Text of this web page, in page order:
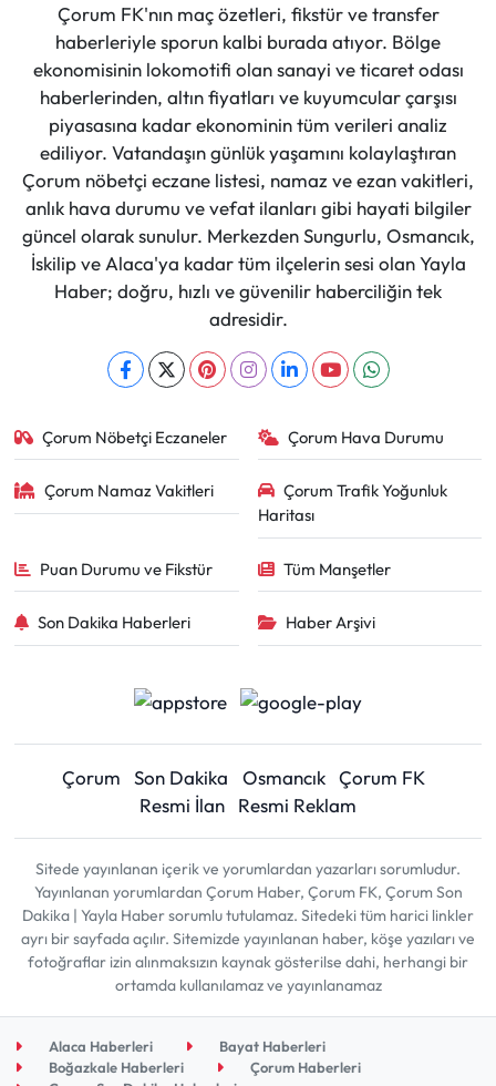
Çorum FK'nın maç özetleri, fikstür ve transfer
haberleriyle sporun kalbi burada atıyor. Bölge
ekonomisinin lokomotifi olan sanayi ve ticaret odası
haberlerinden, altın fiyatları ve kuyumcular çarşısı
piyasasına kadar ekonominin tüm verileri analiz
ediliyor. Vatandaşın günlük yaşamını kolaylaştıran
Çorum nöbetçi eczane listesi, namaz ve ezan vakitleri,
anlık hava durumu ve vefat ilanları gibi hayati bilgiler
güncel olarak sunulur. Merkezden Sungurlu, Osmancık,
İskilip ve Alaca'ya kadar tüm ilçelerin sesi olan Yayla
Haber; doğru, hızlı ve güvenilir haberciliğin tek
adresidir.
Çorum Nöbetçi Eczaneler Çorum Hava Durumu
Çorum Namaz Vakitleri
Çorum Trafik Yoğunluk
Haritası
Puan Durumu ve Fikstür Tüm Manşetler
Son Dakika Haberleri Haber Arşivi
Çorum Son Dakika Osmancık Çorum FK
Resmi İlan
Resmi Reklam
Sitede yayınlanan içerik ve yorumlardan yazarları sorumludur.
Yayınlanan yorumlardan Çorum Haber, Çorum FK, Çorum Son
Dakika | Yayla Haber sorumlu tutulamaz. Sitedeki tüm harici linkler
ayrı bir sayfada açılır. Sitemizde yayınlanan haber, köşe yazıları ve
fotoğraflar izin alınmaksızın kaynak gösterilse dahi, herhangi bir
ortamda kullanılamaz ve yayınlanamaz
Alaca Haberleri
Bayat Haberleri
Boğazkale Haberleri
Çorum Haberleri